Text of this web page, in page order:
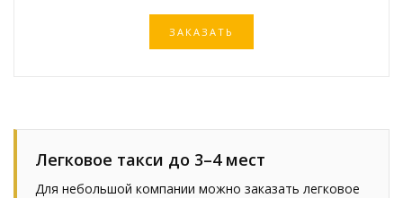
ЗАКАЗАТЬ
Легковое такси до 3–4 мест
Для небольшой компании можно заказать легковое